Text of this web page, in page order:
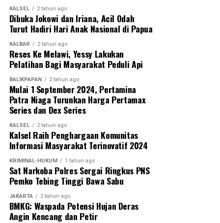
KALSEL 2 tahun ago
Dibuka Jokowi dan Iriana, Acil Odah
Turut Hadiri Hari Anak Nasional di Papua
KALBAR 2 tahun ago
Reses Ke Melawi, Yessy Lakukan
Pelatihan Bagi Masyarakat Peduli Api
BALIKPAPAN 2 tahun ago
Mulai 1 September 2024, Pertamina
Patra Niaga Turunkan Harga Pertamax
Series dan Dex Series
KALSEL 2 tahun ago
Kalsel Raih Penghargaan Komunitas
Informasi Masyarakat Terinovatif 2024
KRIMINAL-HUKUM 1 tahun ago
Sat Narkoba Polres Sergai Ringkus PNS
Pemko Tebing Tinggi Bawa Sabu
JAKARTA 2 tahun ago
BMKG: Waspada Potensi Hujan Deras
Angin Kencang dan Petir